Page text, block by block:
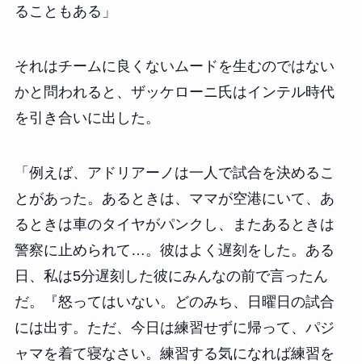
ることもある」
それはチームに良くないムードを生むのではない
かと問われると、ザッケローニ氏はインテル時代
を引き合いに出した。
「例えば、アドリアーノは一人で試合を決めるこ
とがあった。あるときは、ママが空港にいて、あ
るときは車のタイヤがパンクし、またあるときは
警察に止められて…。彼はよく遅刻をした。ある
日、私は5分遅刻した彼にみんなの前で言ったん
だ。『怒ってはいない。どのみち、日曜日の試合
には出す。ただ、今日は練習せずに帰って、パジ
ャマを着て寝なさい。練習する気になれば練習を